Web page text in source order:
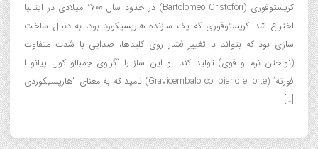
کریستوفوری (Bartolomeo Cristofori) در حدود سال ۱۷۰۰ میلادی در ایتالیا
اختراع شد. کریستوفوری که یک سازنده هارپسیکورد بود، به دنبال ساخت
سازی بود که بتواند با تغییر فشار روی کلیدها، صدایی با شدت متفاوت
(نواختن نرم و قوی) تولید کند. او این ساز را “گراوی چمبالو کول پیانو ا
فورته” (Gravicembalo col piano e forte) نامید که به معنای “هارپسیکوردی
[…]